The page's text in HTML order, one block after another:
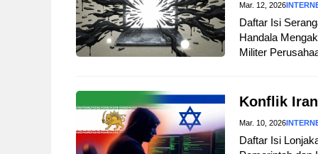
Mar. 12, 2026
Daftar Isi
Handala
Militer
Konflik
Mar. 10, 2026
Daftar Isi